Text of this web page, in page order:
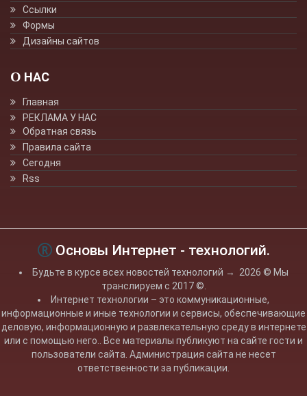
Ссылки
Формы
Дизайны сайтов
О НАС
Главная
РЕКЛАМА У НАС
Обратная связь
Правила сайта
Сегодня
Rss
Основы Интернет - технологий.
Будьте в курсе всех новостей технологий → 2026 © Мы
транслируем с 2017 ©.
Интернет технологии – это коммуникационные,
информационные и иные технологии и сервисы, обеспечивающие
деловую, информационную и развлекательную среду в интернете
или с помощью него.. Все материалы публикуют на сайте гости и
пользователи сайта. Администрация сайта не несет
ответственности за публикации.